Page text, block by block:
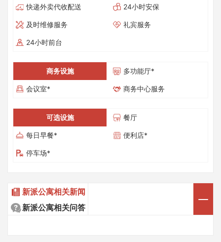
快递外卖代收配送 24小时安保
及时维修服务 礼宾服务
24小时前台
商务设施 多功能厅*
会议室* 商务中心服务
可选设施 餐厅
每日早餐* 便利店*
停车场*
新派公寓相关新闻
新派公寓相关问答